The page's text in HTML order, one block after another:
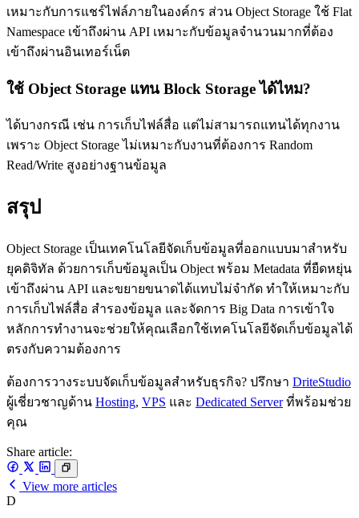
เหมาะกับการแชร์ไฟล์ภายในองค์กร ส่วน Object Storage ใช้ Flat
Namespace เข้าถึงผ่าน API เหมาะกับข้อมูลจำนวนมากที่ต้อง
เข้าถึงผ่านอินเทอร์เน็ต
ใช้ Object Storage แทน Block Storage ได้ไหม?
ได้บางกรณี เช่น การเก็บไฟล์สื่อ แต่ไม่สามารถแทนได้ทุกงาน
เพราะ Object Storage ไม่เหมาะกับงานที่ต้องการ Random
Read/Write สูงอย่างฐานข้อมูล
สรุป
Object Storage เป็นเทคโนโลยีจัดเก็บข้อมูลที่ออกแบบมาสำหรับ
ยุคดิจิทัล ด้วยการเก็บข้อมูลเป็น Object พร้อม Metadata ที่ยืดหยุ่น
เข้าถึงผ่าน API และขยายขนาดได้แทบไม่จำกัด ทำให้เหมาะกับ
การเก็บไฟล์สื่อ สำรองข้อมูล และจัดการ Big Data การเข้าใจ
หลักการทำงานจะช่วยให้คุณเลือกใช้เทคโนโลยีจัดเก็บข้อมูลได้
ตรงกับความต้องการ
ต้องการวางระบบจัดเก็บข้อมูลสำหรับธุรกิจ? ปรึกษา DriteStudio
ผู้เชี่ยวชาญด้าน Hosting, VPS และ Dedicated Serverที่พร้อมช่วย
คุณ
Share article:
View more articles
D